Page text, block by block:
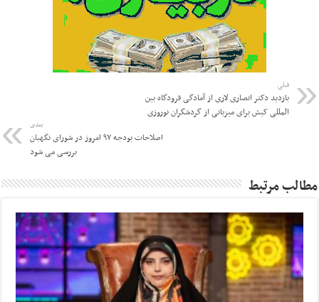
قبلی
بازدید دکتر انصاری لاری از آمادگی فرودگاه بین
المللی کیش برای میزبانی از گردشگران نوروزی
بعدی
اصلاحات بودجه ۹۷ امروز در شورای نگهبان
بررسی می شود
مطالب مرتبط